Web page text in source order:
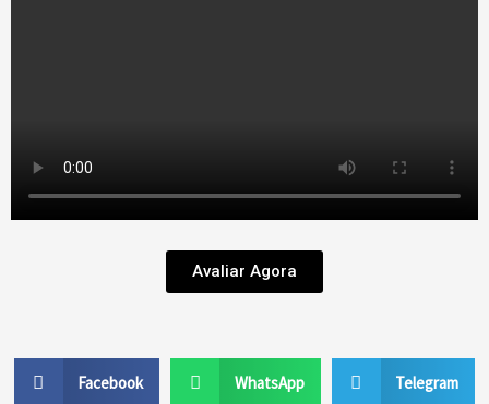
Avaliar Agora
Facebook WhatsApp Telegram